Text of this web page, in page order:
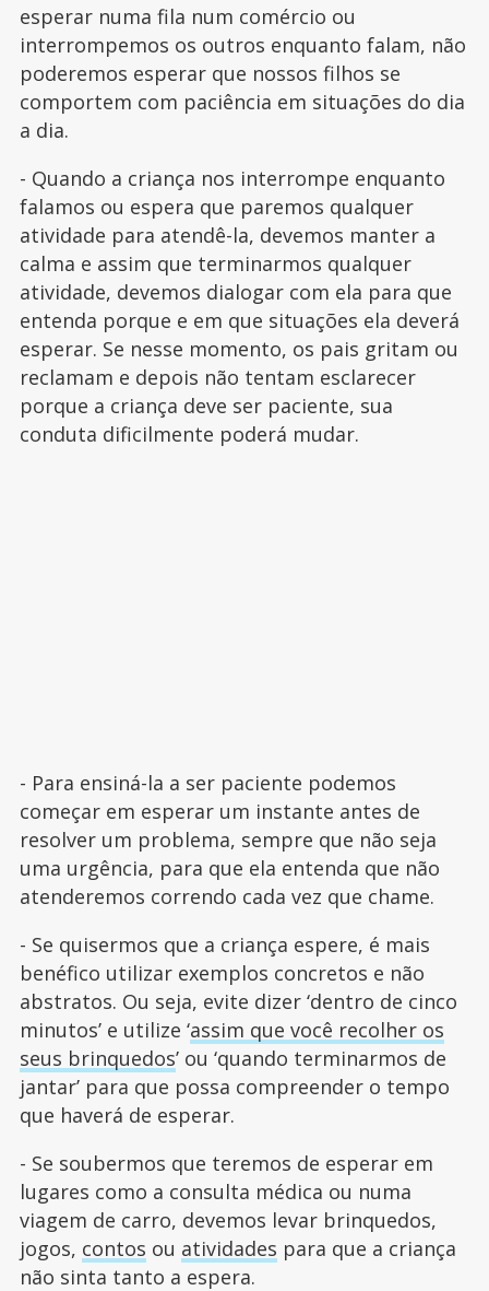
esperar numa fila num comércio ou
interrompemos os outros enquanto falam, não
poderemos esperar que nossos filhos se
comportem com paciência em situações do dia
a dia.
- Quando a criança nos interrompe enquanto
falamos ou espera que paremos qualquer
atividade para atendê-la, devemos manter a
calma e assim que terminarmos qualquer
atividade, devemos dialogar com ela para que
entenda porque e em que situações ela deverá
esperar. Se nesse momento, os pais gritam ou
reclamam e depois não tentam esclarecer
porque a criança deve ser paciente, sua
conduta dificilmente poderá mudar.
- Para ensiná-la a ser paciente podemos
começar em esperar um instante antes de
resolver um problema, sempre que não seja
uma urgência, para que ela entenda que não
atenderemos correndo cada vez que chame.
- Se quisermos que a criança espere, é mais
benéfico utilizar exemplos concretos e não
abstratos. Ou seja, evite dizer ‘dentro de cinco
minutos’ e utilize ‘assim que você recolher os
seus brinquedos’ ou ‘quando terminarmos de
jantar’ para que possa compreender o tempo
que haverá de esperar.
- Se soubermos que teremos de esperar em
lugares como a consulta médica ou numa
viagem de carro, devemos levar brinquedos,
jogos, contos ou atividades para que a criança
não sinta tanto a espera.